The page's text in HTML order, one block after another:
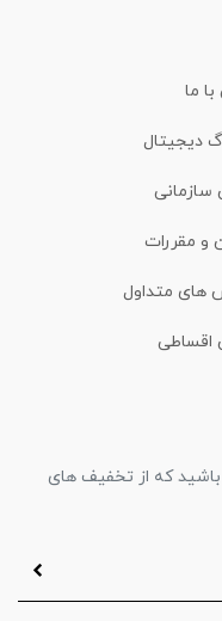
ما
دیجیتال
و مقررات
های متداول
اقساطی
باشید که از تخفیف های